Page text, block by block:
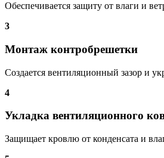
Обеспечивается защиту от влаги и
3
Монтаж контробрешетки
Создается вентиляционный зазор и
4
Укладка вентиляционного
Защищает кровлю от конденсата и